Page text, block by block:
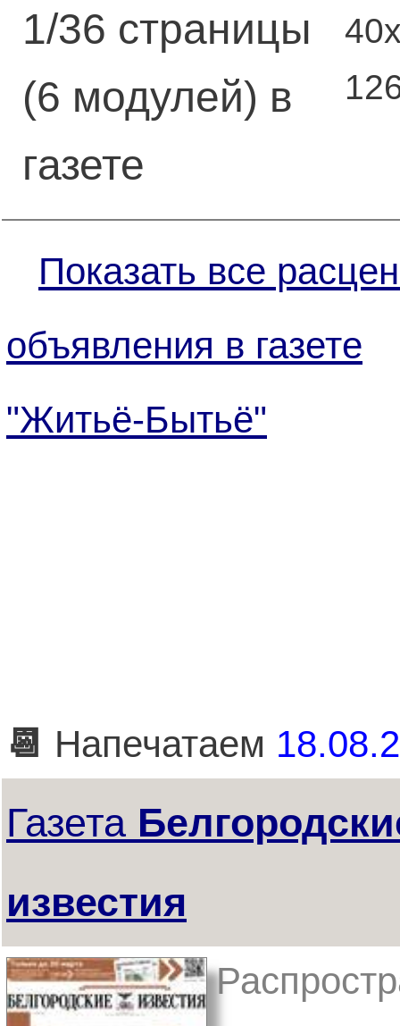
1/36 страницы
(6 модулей) в
газете
Показать все
объявления в газете
"Житьё-Бытьё"
📆 Напечатаем
Газета
известия